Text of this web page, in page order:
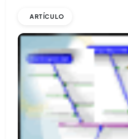
ARTÍCULO